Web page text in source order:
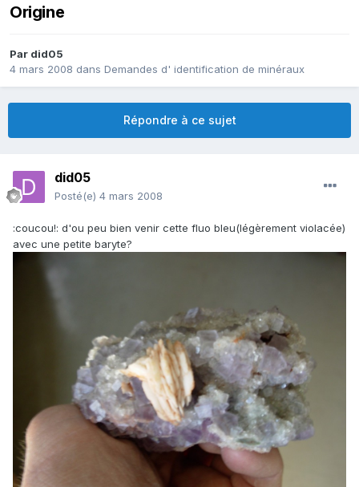
Origine
Par did05
4 mars 2008 dans Demandes d' identification de minéraux
Répondre à ce sujet
did05
Posté(e) 4 mars 2008
:coucou!: d'ou peu bien venir cette fluo bleu(légèrement violacée)
avec une petite baryte?